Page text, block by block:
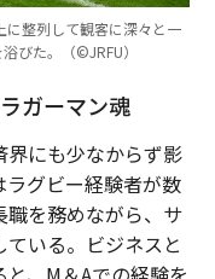
整列して観客に深々と一
びた。（©︎JRFU）
ガーマン魂
界にも少なからず影
グビー経験者が数
を務めながら、サ
いる。ビジネスと